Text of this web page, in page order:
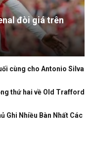
đòi giá trên
cùng cho Antonio Silva
thứ hai về Old Trafford
Ghi Nhiều Bàn Nhất Các